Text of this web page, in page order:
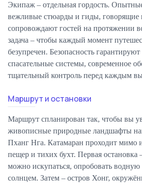
Экипаж – отдельная гордость.
вежливые стюарды и гиды, говорящие
сопровождают гостей на протяжении
задача – чтобы каждый момент
безупречен. Безопасность
спасательные системы, современное
тщательный контроль перед каждым
Маршрут и остановки
Маршрут спланирован так, чтобы вы
живописные природные ландшафты
Пханг Нга. Катамаран проходит мимо
пещер и тихих бухт. Первая остановка
можно искупаться, опробовать водную
солнцем. Затем – остров Хонг,